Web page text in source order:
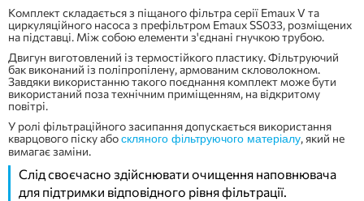
Комплект складається з піщаного фільтра серії Emaux V та
циркуляційного насоса з префільтром Emaux SS033, розміщених
на підставці. Між собою елементи з'єднані гнучкою трубою.
Двигун виготовлений із термостійкого пластику. Фільтруючий
бак виконаний із поліпропілену, армованим скловолокном.
Завдяки використанню такого поєднання комплект може бути
використаний поза технічним приміщенням, на відкритому
повітрі.
У ролі фільтраційного засипання допускається використання
кварцового піску абоскляного фільтруючого матеріалу, який не
вимагає заміни.
Слід своєчасно здійснювати очищення наповнювача
для підтримки відповідного рівня фільтрації.